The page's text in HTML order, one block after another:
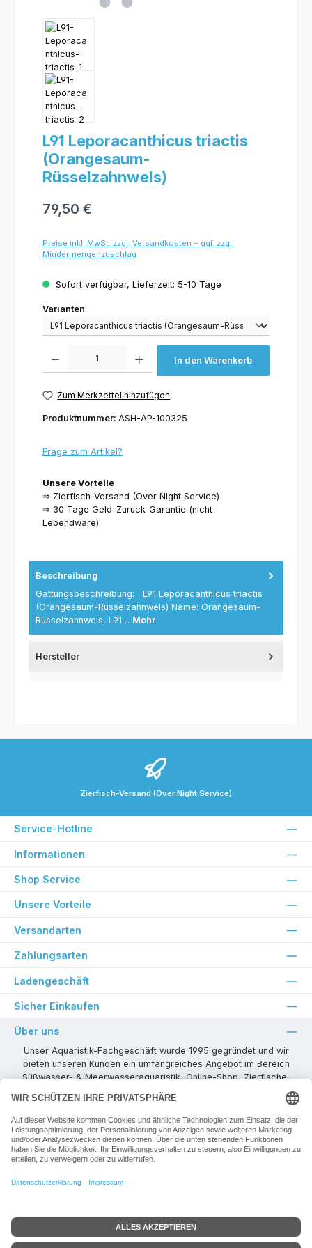
L91 Leporacanthicus triactis
(Orangesaum-
Rüsselzahnwels)
79,50 €
Preise inkl. MwSt. zzgl. Versandkosten + ggf. zzgl.
Mindermengenzuschlag
Sofort verfügbar, Lieferzeit: 5-10 Tage
Varianten
Varianten
In den Warenkorb
Zum Merkzettel hinzufügen
Produktnummer: ASH-AP-100325
Frage zum Artikel?
Unsere Vorteile
⇒ Zierfisch-Versand (Over Night Service)
⇒ 30 Tage Geld-Zurück-Garantie (nicht
Lebendware)
Beschreibung
Gattungsbeschreibung: L91 Leporacanthicus triactis
(Orangesaum-Rüsselzahnwels) Name: Orangesaum-
Rüsselzahnwels, L91… Mehr
Hersteller
Zierfisch-Versand (Over Night Service)
Service-Hotline
Informationen
Shop Service
Unsere Vorteile
Versandarten
Zahlungsarten
Ladengeschäft
Sicher Einkaufen
Über uns
Unser Aquaristik-Fachgeschäft wurde 1995 gegründet und wir
bieten unseren Kunden ein umfangreiches Angebot im Bereich
Süßwasser- & Meerwasseraquaristik, Online-Shop, Zierfische,
Pflanzen, Aquarienkombinationen, Technikzubehör usw. ! Als
kompetenter Aquaristik-Fachhandelspartner stehen wir Ihnen für
alle Ihre Projekte und Einrichtungs- oder Besatzwünsche zur
Verfügung!
Besuchen Sie uns in unseren Räumlichkeiten oder senden Sie uns
Vertrag widerrufen